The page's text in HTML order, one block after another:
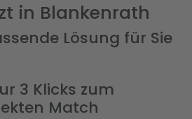
in Blankenrath
Lösung für Sie
3 Klicks zum
Match